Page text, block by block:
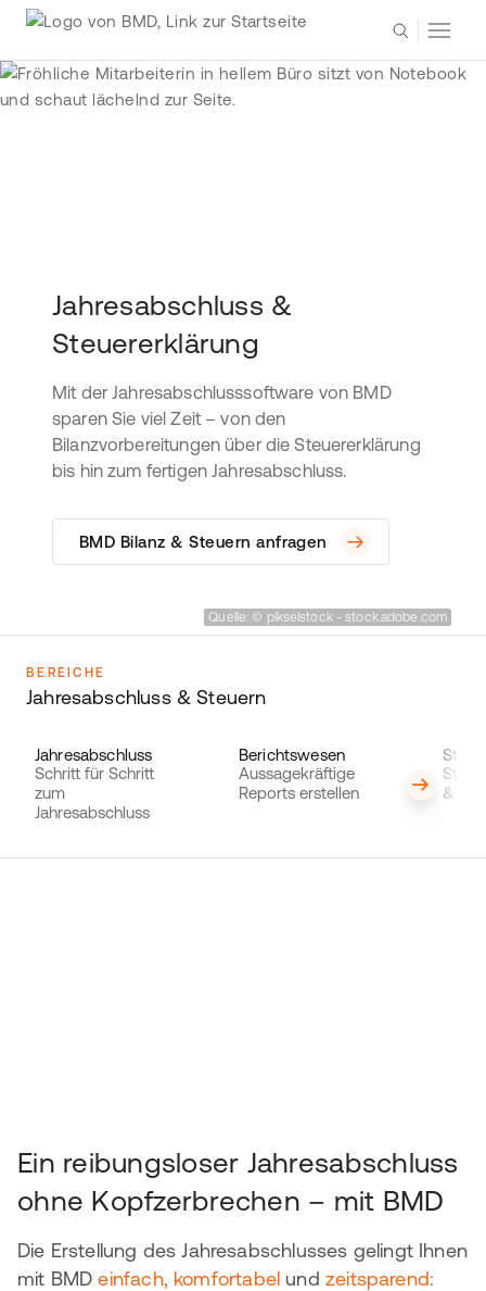
Quelle: © pikselstock - stock.adobe.com
Jahresabschluss &
Steuererklärung
Mit der Jahresabschlusssoftware von BMD
sparen Sie viel Zeit – von den
Bilanzvorbereitungen über die Steuererklärung
bis hin zum fertigen Jahresabschluss.
BMD Bilanz & Steuern anfragen
BEREICHE
Jahresabschluss & Steuern
Jahresabschluss
Schritt für Schritt
zum
Jahresabschluss
Berichtswesen
Aussagekräftige
Reports erstellen
&
Ein reibungsloser Jahresabschluss
ohne Kopfzerbrechen – mit BMD
Die Erstellung des Jahresabschlusses gelingt Ihnen
mit BMDeinfach, komfortabel und zeitsparend: